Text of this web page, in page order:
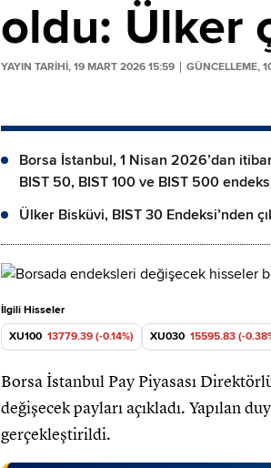
oldu: Ülker
YAYIN TARİHİ, 19 MART 2026 15:59 GÜNCELLEME,
Borsa İstanbul, 1 Nisan 2026’dan
BIST 50, BIST 100 ve BIST 500
Ülker Bisküvi, BIST 30 Endeksi’nden
İlgili Hisseler
XU100 13779.39 (-0.14%) XU030 15595.83 (-
Borsa İstanbul Pay Piyasası
değişecek payları açıkladı. Yapılan
gerçekleştirildi.